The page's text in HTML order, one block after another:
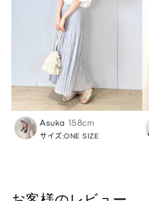
Asuka 158cm
サイズ:ONE SIZE